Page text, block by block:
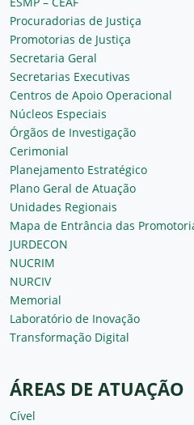
Procuradorias de Justiça
Promotorias de Justiça
Secretaria Geral
Secretarias Executivas
Centros de Apoio Operacional
Núcleos Especiais
Órgãos de Investigação
Cerimonial
Planejamento Estratégico
Plano Geral de Atuação
Unidades Regionais
Mapa de Entrância das
JURDECON
NUCRIM
NURCIV
Memorial
Laboratório de Inovação
Transformação Digital
ÁREAS DE ATUAÇÃO
Cível